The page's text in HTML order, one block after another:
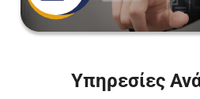
Υπηρεσίες